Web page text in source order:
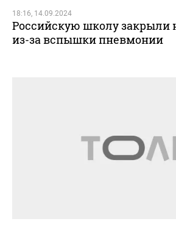
18:16, 14.09.2024
Российскую школу закрыли
из-за вспышки пневмонии